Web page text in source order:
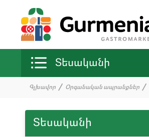
Տեսականի
Գլխավոր Օրգանական ապրանքներ
Տեսականի